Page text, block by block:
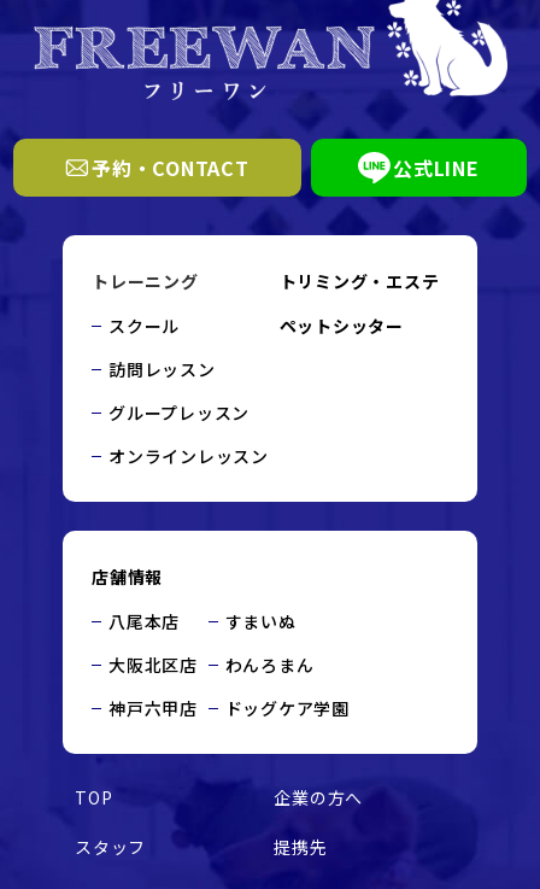
予約・CONTACT 公式LINE
トレーニング
スクール
訪問レッスン
グループレッスン
オンラインレッスン
トリミング・エステ
ペットシッター
店舗情報
八尾本店
大阪北区店
神戸六甲店
すまいぬ
わんろまん
ドッグケア学園
TOP 企業の方へ
スタッフ 提携先